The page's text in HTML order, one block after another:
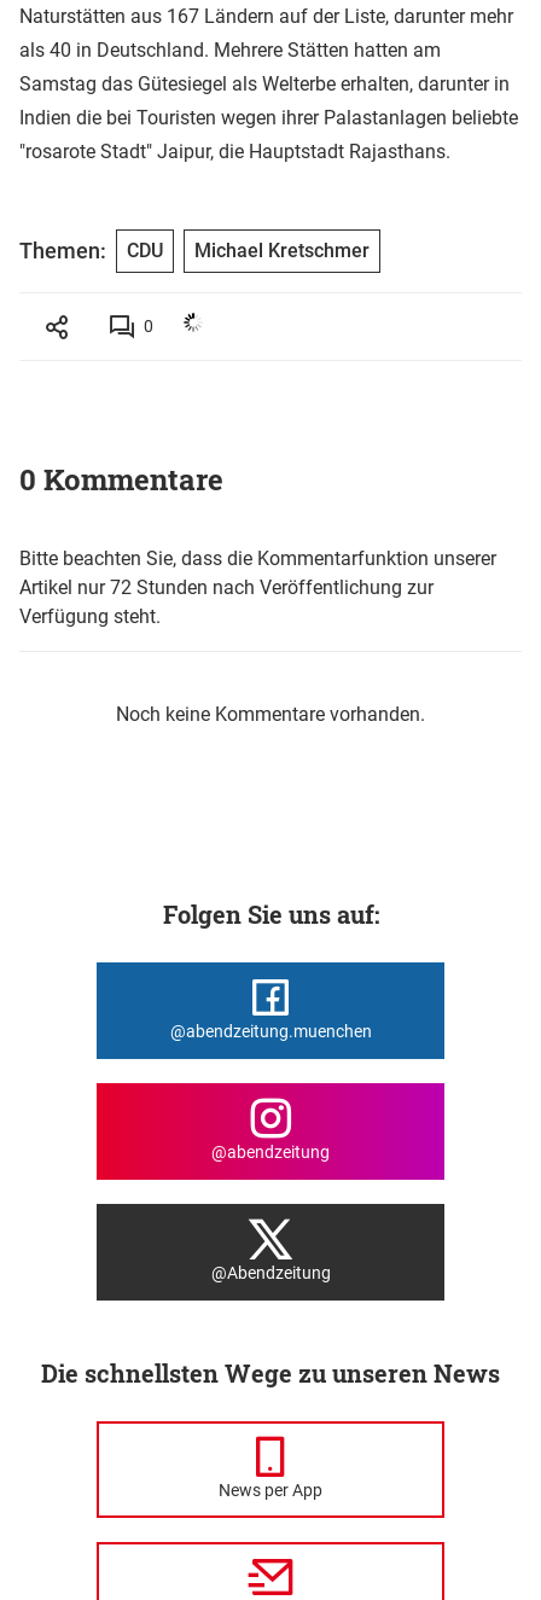
Naturstätten aus 167 Ländern auf der Liste, darunter mehr
als 40 in Deutschland. Mehrere Stätten hatten am
Samstag das Gütesiegel als Welterbe erhalten, darunter in
Indien die bei Touristen wegen ihrer Palastanlagen beliebte
"rosarote Stadt" Jaipur, die Hauptstadt Rajasthans.
Themen: CDU Michael Kretschmer
0
0 Kommentare
Bitte beachten Sie, dass die Kommentarfunktion unserer
Artikel nur 72 Stunden nach Veröffentlichung zur
Verfügung steht.
Noch keine Kommentare vorhanden.
Folgen Sie uns auf:
@abendzeitung.muenchen
@abendzeitung
@Abendzeitung
Die schnellsten Wege zu unseren News
News per App